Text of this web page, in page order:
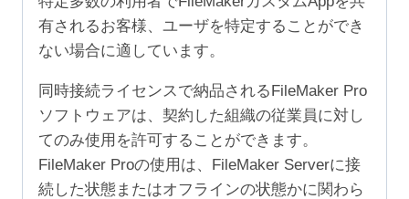
有されるお客様、ユーザを特定することができ
ない場合に適しています。
同時接続ライセンスで納品されるFileMaker Pro
ソフトウェアは、契約した組織の従業員に対し
てのみ使用を許可することができます。
FileMaker Proの使用は、FileMaker Serverに接
続した状態またはオフラインの状態かに関わら